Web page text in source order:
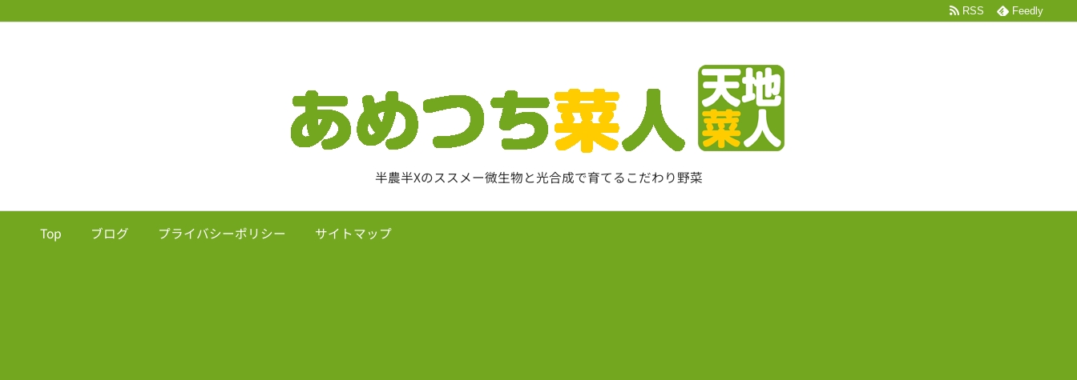
半農半Xのススメー微生物と光合成で育てるこだわり野菜
Top ブログ プライバシーポリシー サイトマップ
RSS Feedly